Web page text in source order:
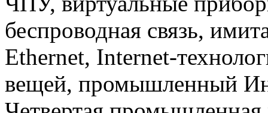
беспроводная связь,
Ethernet, Internet-
вещей, промышленный